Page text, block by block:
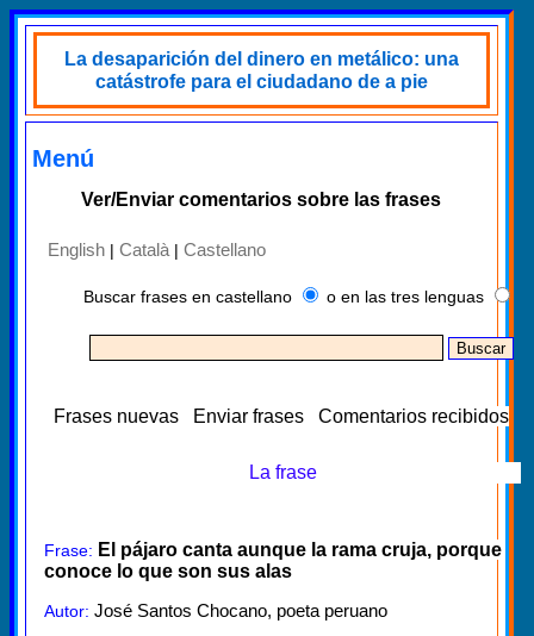
La desaparición del dinero en metálico: una
catástrofe para el ciudadano de a pie
Menú
Ver/Enviar comentarios sobre las frases
English | Català | Castellano
Buscar frases en castellano o en las tres lenguas
Frases nuevas Enviar frases Comentarios recibidos
La frase
Frase: El pájaro canta aunque la rama cruja, porque
conoce lo que son sus alas
Autor: José Santos Chocano, poeta peruano